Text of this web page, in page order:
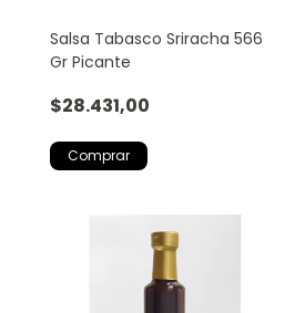
Salsa Tabasco Sriracha 566
Gr Picante
$28.431,00